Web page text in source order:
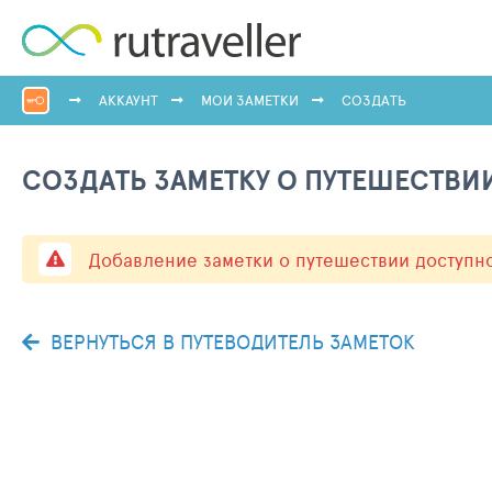
АККАУНТ МОИ ЗАМЕТКИ СОЗДАТЬ
СОЗДАТЬ ЗАМЕТКУ О
Добавление заметки о путешествии
ВЕРНУТЬСЯ В ПУТЕВОДИТЕЛЬ ЗАМЕТОК